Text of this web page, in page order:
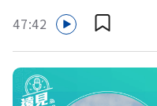
最高減3分等優惠 立即
投資外幣如幣別轉換可能
況審慎投資。 完整注意
Firstory Podcast 廣告
職場的變革浪潮下，傳
47:42